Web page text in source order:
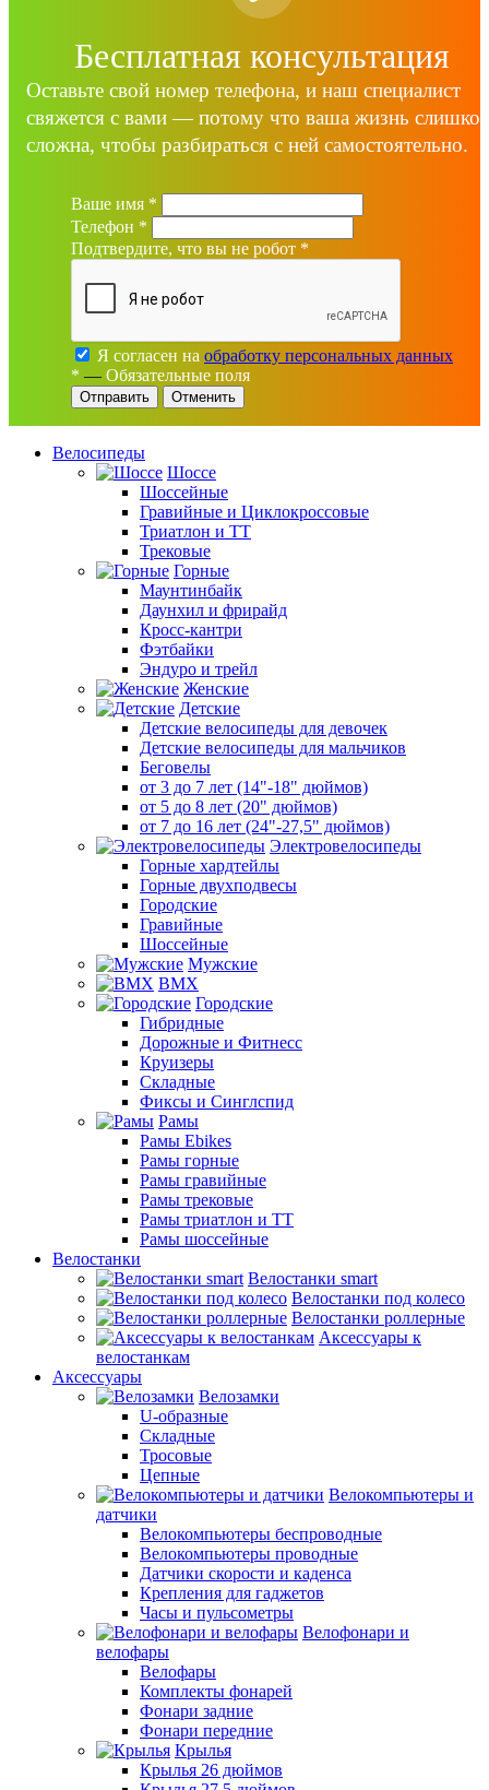
Бесплатная консультация
Оставьте свой номер телефона, и наш специалист
свяжется с вами — потому что ваша жизнь
сложна, чтобы разбираться с ней самостоятельно.
Ваше имя *
Телефон *
Подтвердите, что вы не робот *
Я согласен на обработку персональных данных
* — Обязательные поля
Отменить
Велосипеды
Шоссе
Шоссейные
Гравийные и Циклокроссовые
Триатлон и ТТ
Трековые
Горные
Маунтинбайк
Даунхил и фрирайд
Кросс-кантри
Фэтбайки
Эндуро и трейл
Женские
Детские
Детские велосипеды для девочек
Детские велосипеды для мальчиков
Беговелы
от 3 до 7 лет (14"-18" дюймов)
от 5 до 8 лет (20" дюймов)
от 7 до 16 лет (24"-27,5" дюймов)
Электровелосипеды
Горные хардтейлы
Горные двухподвесы
Городские
Гравийные
Шоссейные
Мужские
BMX
Городские
Гибридные
Дорожные и Фитнесс
Круизеры
Складные
Фиксы и Синглспид
Рамы
Рамы Ebikes
Рамы горные
Рамы гравийные
Рамы трековые
Рамы триатлон и ТТ
Рамы шоссейные
Велостанки
Велостанки smart
Велостанки под колесо
Велостанки роллерные
Аксессуары к
велостанкам
Аксессуары
Велозамки
U-образные
Складные
Тросовые
Цепные
Велокомпьютеры и
датчики
Велокомпьютеры беспроводные
Велокомпьютеры проводные
Датчики скорости и каденса
Крепления для гаджетов
Часы и пульсометры
Велофонари и
велофары
Велофары
Комплекты фонарей
Фонари задние
Фонари передние
Крылья
Крылья 26 дюймов